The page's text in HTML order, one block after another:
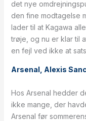
det nye
den fine modtagelse
lader til at Kagawa
trøje, og nu er klar til
en fejl ved ikke at
Arsenal, Alexis
Hos Arsenal hedder
ikke mange, der
Arsenal før